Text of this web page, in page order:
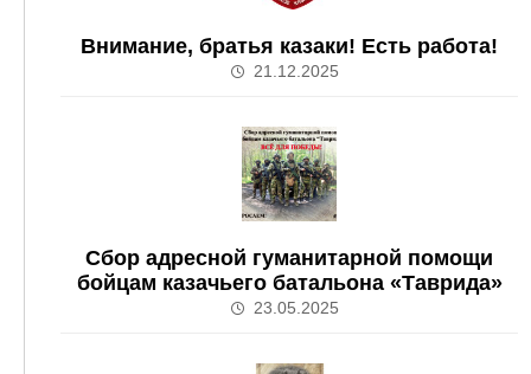
Внимание, братья казаки! Есть работа!
21.12.2025
Сбор адресной гуманитарной помощи
бойцам казачьего батальона «Таврида»
23.05.2025